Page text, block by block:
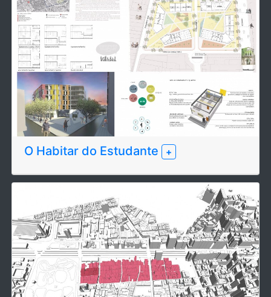
O Habitar do Estudante +